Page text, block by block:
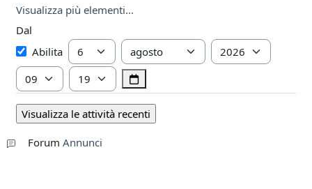
Visualizza più elementi...
Dal
DalAbilita Giorno Mese
Anno
Ora
Minuto
Forum Annunci